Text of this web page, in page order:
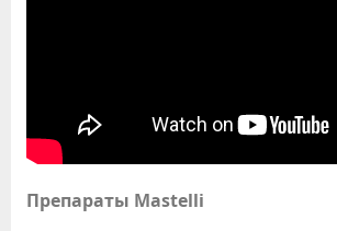
Препараты Mаstelli